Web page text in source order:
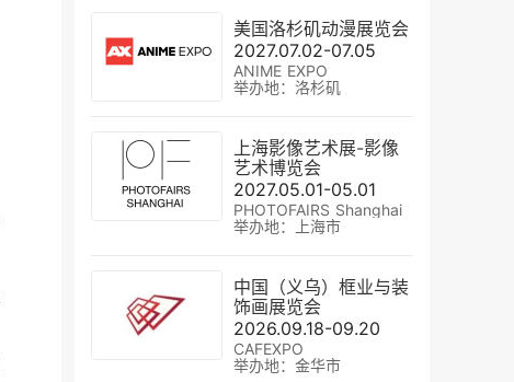
美国洛杉矶动漫展览会
2027.07.02-07.05
ANIME EXPO
举办地：洛杉矶
上海影像艺术展-影像
艺术博览会
2027.05.01-05.01
PHOTOFAIRS Shanghai
举办地：上海市
中国（义乌）框业与装
饰画展览会
2026.09.18-09.20
CAFEXPO
举办地：金华市